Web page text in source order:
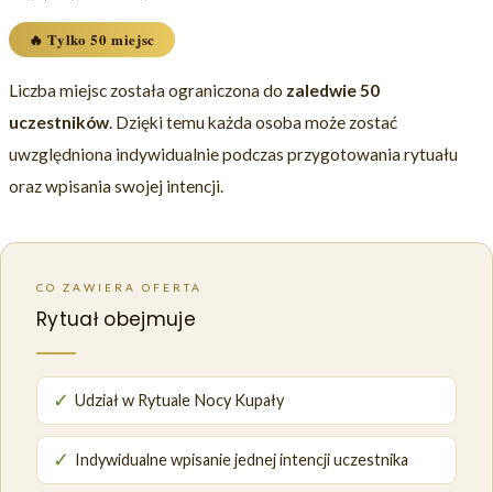
🔥 Tylko 50 miejsc
Liczba miejsc została ograniczona do zaledwie 50
uczestników. Dzięki temu każda osoba może zostać
uwzględniona indywidualnie podczas przygotowania rytuału
oraz wpisania swojej intencji.
CO ZAWIERA OFERTA
Rytuał obejmuje
✓ Udział w Rytuale Nocy Kupały
✓ Indywidualne wpisanie jednej intencji uczestnika